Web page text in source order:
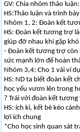
GV: Chia nhóm thảo
HS:Thảo luận và trình
Nhóm 1, 2: Đoàn kết
HS: Đoàn kết tương trợ
giúp đỡ nhau khi gặp
- Đoàn kết tương trợ còn
sức mạnh lớn để hoàn
Nhóm 3,4: Cho 1 vài ví
HS: ND ta biết đoàn kết
học yếu vươn lên trong
? Trái với đoàn kết tương
HS: ích kỉ, kết bè kéo
lợi ích chung
*Cho học sinh quan sát